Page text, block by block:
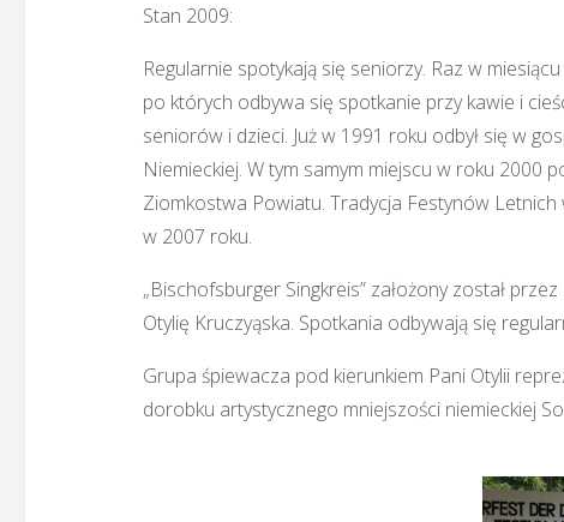
Stan 2009:
Regularnie spotykają się seniorzy. Raz w
po których odbywa się spotkanie przy kawie i
seniorów i dzieci. Już w 1991 roku odbył się w
Niemieckiej. W tym samym miejscu w roku 2000
Ziomkostwa Powiatu. Tradycja Festynów
w 2007 roku.
„Bischofsburger Singkreis” założony został
Otylię Kruczyąska. Spotkania odbywają się
Grupa śpiewacza pod kierunkiem Pani Otylii
dorobku artystycznego mniejszości niemieckiej